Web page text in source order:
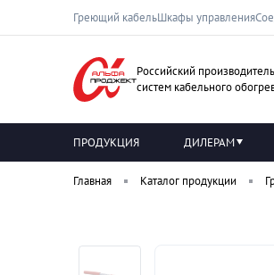
Греющий кабельШкафы управления
Российский производитель
систем кабельного
ПРОДУКЦИЯ ДИЛЕРАМ
Главная Каталог продукции